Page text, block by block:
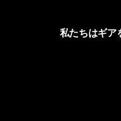
私たちはギア